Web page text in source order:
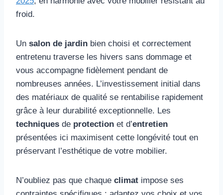
froid.
Un salon de jardin bien choisi et correctement
entretenu traverse les hivers sans dommage et
vous accompagne fidèlement pendant de
nombreuses années. L’investissement initial dans
des matériaux de qualité se rentabilise rapidement
grâce à leur durabilité exceptionnelle. Les
techniques de protection et d’entretien
présentées ici maximisent cette longévité tout en
préservant l’esthétique de votre mobilier.
N’oubliez pas que chaque climat impose ses